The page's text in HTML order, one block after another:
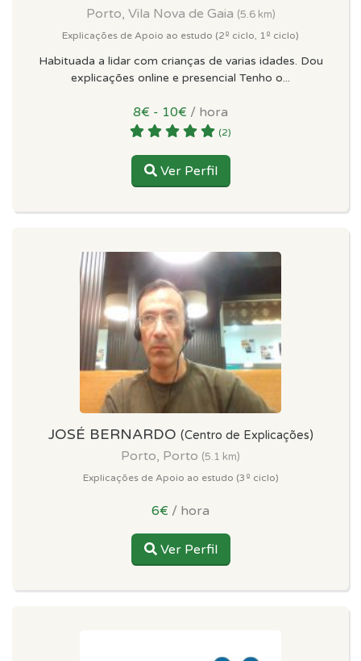
Porto, Vila Nova de Gaia (5.6 km)
Explicações de Apoio ao estudo (2º ciclo, 1º ciclo)
Habituada a lidar com crianças de varias idades. Dou
explicações online e presencial Tenho o...
8€ - 10€ / hora
(2)
Ver Perfil
JOSÉ BERNARDO (Centro de Explicações)
Porto, Porto (5.1 km)
Explicações de Apoio ao estudo (3º ciclo)
6€ / hora
Ver Perfil